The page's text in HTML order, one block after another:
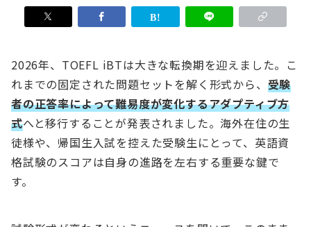
2026年、TOEFL iBTは大きな転換期を迎えました。こ
れまでの固定された問題セットを解く形式から、 受験
者の正答率によって難易度が変化するアダプティブ方
式へと移行することが発表されました。海外在住の生
徒様や、帰国生入試を控えた受験生にとって、英語資
格試験のスコアは自身の進路を左右する重要な鍵で
す。